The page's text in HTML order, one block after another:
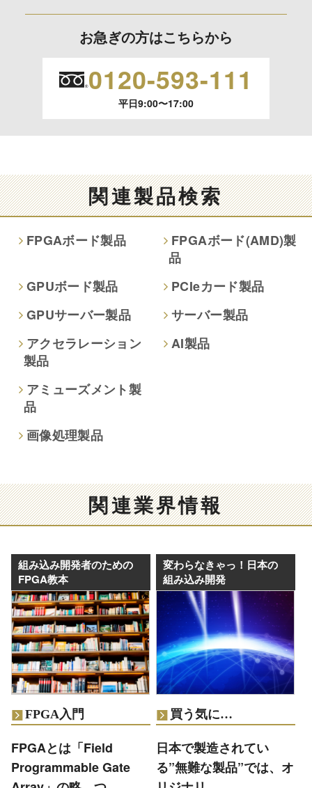
の停止、消去および 第三者への提供の停止（「開示等」とい
開示等のご請求は、下記お問い合わせ先窓口へご連絡願いま
情報提供は任意ですが、情報を提供しなかった場合、情報の
項目によってはお問い合わせ等に
ご回答できない場合がございます。
本人が容易に認識できない方法による取得
個人情報保護への取り組み
お急ぎの方はこちらから
0120-593-111
平日9:00〜17:00
関連製品検索
FPGAボード製品
FPGAボード(AMD)製
品
GPUボード製品
PCIeカード製品
GPUサーバー製品
サーバー製品
アクセラレーション
製品
AI製品
アミューズメント製
品
画像処理製品
関連業界情報
組み込み開発者のための
FPGA教本
FPGA入門
FPGAとは「Field
Programmable Gate
変わらなきゃっ！日本の
組み込み開発
買う気に…
日本で製造されてい
る”無難な製品”では、オ